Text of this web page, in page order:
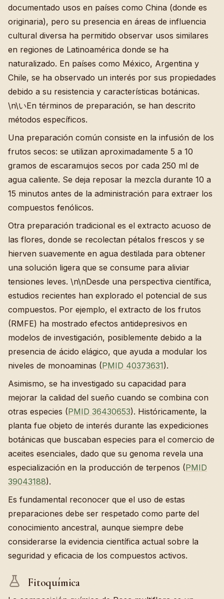
documentado usos en países como China (donde es
originaria), pero su presencia en áreas de influencia
cultural diversa ha permitido observar usos similares
en regiones de Latinoamérica donde se ha
naturalizado. En países como México, Argentina y
Chile, se ha observado un interés por sus propiedades
debido a su resistencia y características botánicas.
\n\いEn términos de preparación, se han descrito
métodos específicos.
Una preparación común consiste en la infusión de los
frutos secos: se utilizan aproximadamente 5 a 10
gramos de escaramujos secos por cada 250 ml de
agua caliente. Se deja reposar la mezcla durante 10 a
15 minutos antes de la administración para extraer los
compuestos fenólicos.
Otra preparación tradicional es el extracto acuoso de
las flores, donde se recolectan pétalos frescos y se
hierven suavemente en agua destilada para obtener
una solución ligera que se consume para aliviar
tensiones leves. \n\nDesde una perspectiva científica,
estudios recientes han explorado el potencial de sus
compuestos. Por ejemplo, el extracto de los frutos
(RMFE) ha mostrado efectos antidepresivos en
modelos de investigación, posiblemente debido a la
presencia de ácido elágico, que ayuda a modular los
niveles de monoaminas (PMID 40373631).
Asimismo, se ha investigado su capacidad para
mejorar la calidad del sueño cuando se combina con
otras especies (PMID 36430653). Históricamente, la
planta fue objeto de interés durante las expediciones
botánicas que buscaban especies para el comercio de
aceites esenciales, dado que su genoma revela una
especialización en la producción de terpenos (PMID
39043188).
Es fundamental reconocer que el uso de estas
preparaciones debe ser respetado como parte del
conocimiento ancestral, aunque siempre debe
considerarse la evidencia científica actual sobre la
seguridad y eficacia de los compuestos activos.
Fitoquímica